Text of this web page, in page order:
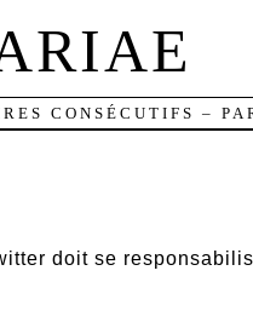
CONSÉCUTIFS –
doit se